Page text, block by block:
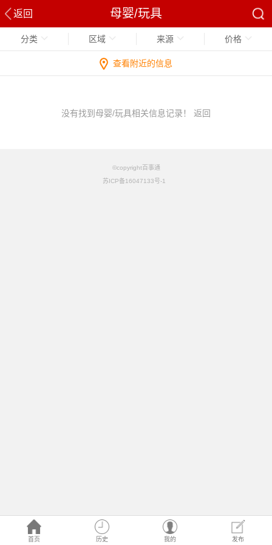
返回 母婴/玩具
首页 历史 我的 发布
分类 区域 来源 价格
查看附近的信息
没有找到母婴/玩具相关信息记录！ 返回
©copyright百事通
苏ICP备16047133号-1